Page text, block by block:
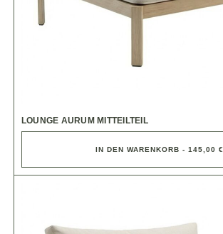
LOUNGE AURUM MITTEILTEIL
IN DEN WARENKORB - 145,00 €